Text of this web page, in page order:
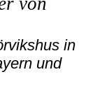
in
und